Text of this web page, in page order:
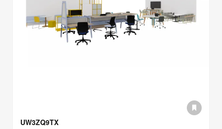
UW3ZQ9TX